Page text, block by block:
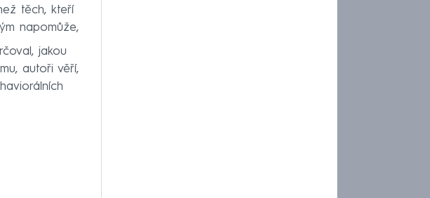
těch, kteří
napomůže,
jakou
autoři věří,